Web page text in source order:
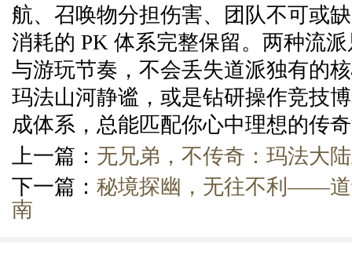
航、召唤物分担伤害、团队不可或
消耗的 PK 体系完整保留。两种流
与游玩节奏，不会丢失道派独有的
玛法山河静谧，或是钻研操作竞技
成体系，总能匹配你心中理想的传
上一篇： 无兄弟，不传奇：玛法大
下一篇： 秘境探幽，无往不利——道
南